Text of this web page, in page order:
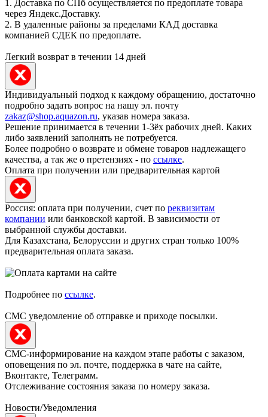
1. Доставка по СПб осуществляется по предоплате товара
через Яндекс.Доставку.
2. В удаленные районы за пределами КАД доставка
компанией СДЕК по предоплате.
Легкий возврат в течении 14 дней
Индивидуальный подход к каждому обращению, достаточно
подробно задать вопрос на нашу эл. почту
zakaz@shop.aquazon.ru, указав номера заказа.
Решение принимается в течении 1-3ёх рабочих дней. Каких
либо заявлений заполнять не потребуется.
Более подробно о возврате и обмене товаров надлежащего
качества, а так же о претензиях - по ссылке.
Оплата при получении или предварительная картой
Россия: оплата при получении, счет по реквизитам
компании или банковской картой. В зависимости от
выбранной службы доставки.
Для Казахстана, Белоруссии и других стран только 100%
предварительная оплата заказа.
Подробнее по ссылке.
СМС уведомление об отправке и приходе посылки.
СМС-информирование на каждом этапе работы с заказом,
оповещения по эл. почте, поддержка в чате на сайте,
Вконтакте, Телеграмм.
Отслеживание состояния заказа по номеру заказа.
Новости/Уведомления